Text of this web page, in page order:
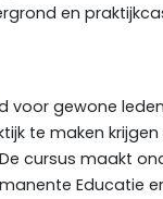
en
voor gewone
te maken
cursus maakt
Educatie